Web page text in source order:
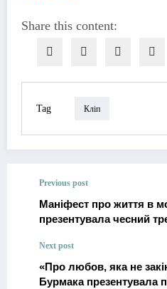
Share this content:
Tag Кліп
Previous post
Маніфест про життя в
презентувала чесний
Next post
«Про любов, яка не
Бурмака презентувала